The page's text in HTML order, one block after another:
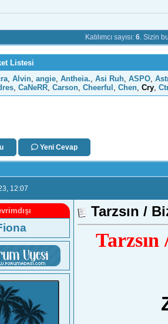
Katılımcı sayısı: 6. Sizin
Listesi
, Alvin, angie, Antheia., Asi Ruh, ASPO,
, CaNeRR, Carson, Cheerful , Chen, Cry,
Yeni Cevap
, 12:07
Tarzsın /